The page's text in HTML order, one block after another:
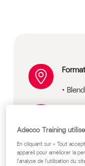
Sur
Public
Adecco Training
En cliquant sur « Tout
appareil pour améliorer la
l'analyse de l'utilisation du